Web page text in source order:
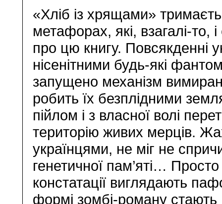
«Хліб із хрящами»
метафорах, які, взагалі-то,
про цю книгу. Повсякденні
нісенітними будь-які
запущено механізм
робить їх безплідними
пійлом і з власної волі
територію живих мерців.
українцями, не міг не
генетичної пам’яті… Просто
констатації виглядають
формі зомбі-роману стають